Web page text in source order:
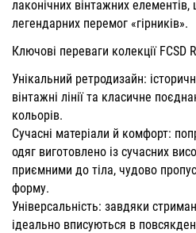
лаконічних вінтажних
легендарних перемог «гірників».
Ключові переваги колекції FCSD
Унікальний ретродизайн:
вінтажні лінії та класичне
кольорів.
Сучасні матеріали й комфорт:
одяг виготовлено із сучасних
приємними до тіла, чудово
форму.
Універсальність: завдяки
ідеально вписуються в